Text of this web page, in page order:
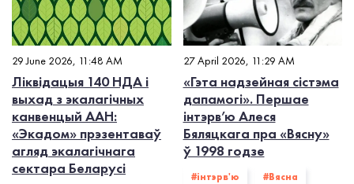
29 June 2026, 11:48 AM
Ліквідацыя 140 НДА і
выхад з экалагiчных
канвенцый ААН:
«Экадом» прэзентаваў
агляд экалагічнага
сектара Беларусі
27 April 2026, 11:29 AM
«Гэта надзейная сістэма
дапамогі». Першае
інтэрв’ю Алеся
Бяляцкага пра «Вясну»
ў 1998 годзе
#інтэрв'ю #Вясна